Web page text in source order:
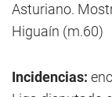
Asturiano.
Higuaín (m.60)
Incidencias: